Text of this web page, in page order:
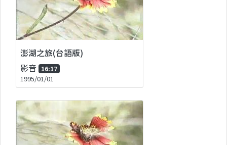
澎湖之旅(台語版)
影音 16:17
1995/01/01